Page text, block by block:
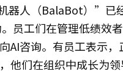
器人（BalaBot）”已
员工们在管理低绩效
AI咨询。有员工表示，
他们在组织中成长为领